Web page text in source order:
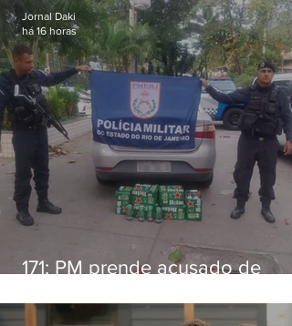
171: PM prende acusado de
Niterói
Jornal Daki
há 16 horas